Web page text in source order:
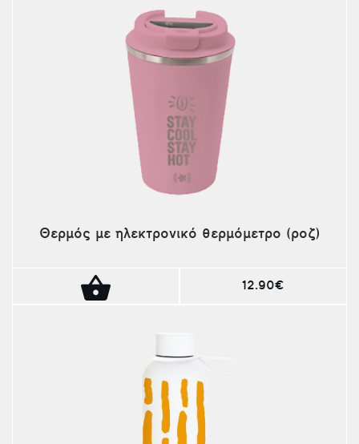
Θερμός με ηλεκτρονικό θερμόμετρο (ροζ)
12.90€